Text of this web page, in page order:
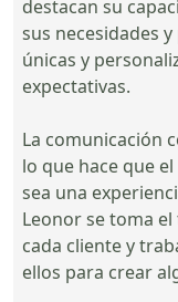
destacan su
sus necesidades
únicas y
expectativas.
La comunicación
lo que hace que
sea una
Leonor se toma
cada cliente y
ellos para crear